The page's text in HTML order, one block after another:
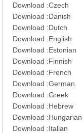
Download :Czech
Download :Danish
Download :Dutch
Download :English
Download :Estonian
Download :Finnish
Download :French
Download :German
Download :Greek
Download :Hebrew
Download :Hungarian
Download :Italian